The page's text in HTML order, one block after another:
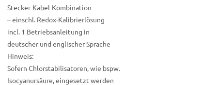
Stecker-Kabel-Kombination
– einschl. Redox-Kalibrierlösung
incl. 1 Betriebsanleitung in
deutscher und englischer Sprache
Hinweis:
Sofern Chlorstabilisatoren, wie bspw.
Isocyanursäure, eingesetzt werden